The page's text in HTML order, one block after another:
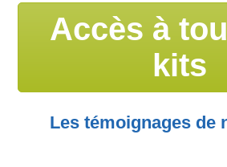
Accès à
kits
Les témoignages de